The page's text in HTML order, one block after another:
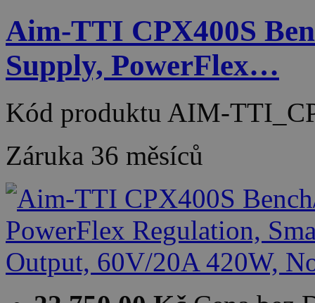
Aim-TTI CPX400S
Supply, PowerFlex…
Kód produktu AIM-
Záruka 36 měsíců